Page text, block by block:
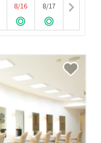
8/16
8/17